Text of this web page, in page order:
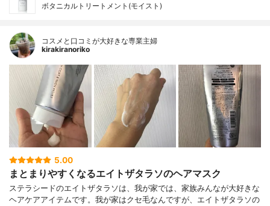
ボタニカルトリートメント(モイスト)
コスメと口コミが大好きな専業主婦
kirakiranoriko
5.00
まとまりやすくなるエイトザタラソのヘアマスク
ステラシードのエイトザタラソは、我が家では、家族みんなが大好きな
ヘアケアアイテムです。我が家はクセ毛なんですが、エイトザタラソの